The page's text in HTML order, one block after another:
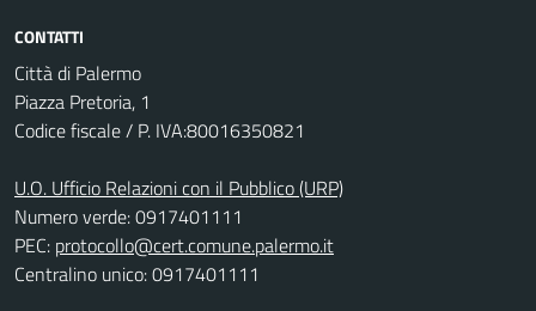
CONTATTI
Città di Palermo
Piazza Pretoria, 1
Codice fiscale / P. IVA:80016350821
U.O. Ufficio Relazioni con il Pubblico (URP)
Numero verde: 0917401111
PEC: protocollo@cert.comune.palermo.it
Centralino unico: 0917401111